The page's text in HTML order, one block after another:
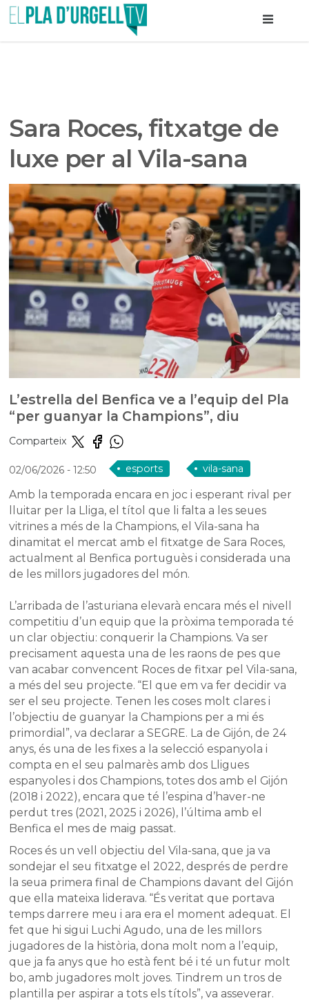
Sara Roces, fitxatge de
luxe per al Vila-sana
L’estrella del Benfica ve a l’equip del Pla
“per guanyar la Champions”, diu
Comparteix
02/06/2026- 12:50 esports vila-sana
Amb la temporada encara en joc i esperant rival per
lluitar per la Lliga, el títol que li falta a les seues
vitrines a més de la Champions, el Vila-sana ha
dinamitat el mercat amb el fitxatge de Sara Roces,
actualment al Benfica portuguès i considerada una
de les millors jugadores del món.
L’arribada de l’asturiana elevarà encara més el nivell
competitiu d’un equip que la pròxima temporada té
un clar objectiu: conquerir la Champions. Va ser
precisament aquesta una de les raons de pes que
van acabar convencent Roces de fitxar pel Vila-sana,
a més del seu projecte. “El que em va fer decidir va
ser el seu projecte. Tenen les coses molt clares i
l’objectiu de guanyar la Champions per a mi és
primordial”, va declarar a SEGRE. La de Gijón, de 24
anys, és una de les fixes a la selecció espanyola i
compta en el seu palmarès amb dos Lligues
espanyoles i dos Champions, totes dos amb el Gijón
(2018 i 2022), encara que té l’espina d’haver-ne
perdut tres (2021, 2025 i 2026), l’última amb el
Benfica el mes de maig passat.
Roces és un vell objectiu del Vila-sana, que ja va
sondejar el seu fitxatge el 2022, després de perdre
la seua primera final de Champions davant del Gijón
que ella mateixa liderava. “És veritat que portava
temps darrere meu i ara era el moment adequat. El
fet que hi sigui Luchi Agudo, una de les millors
jugadores de la història, dona molt nom a l’equip,
que ja fa anys que ho està fent bé i té un futur molt
bo, amb jugadores molt joves. Tindrem un tros de
plantilla per aspirar a tots els títols”, va asseverar.